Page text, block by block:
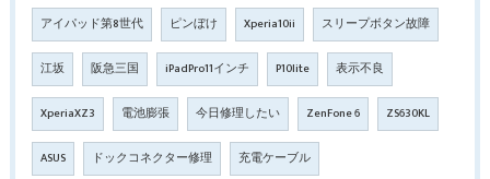
アイパッド第8世代 ピンぼけ Xperia10ii スリープボタン故障
江坂 阪急三国 iPadPro11インチ P10lite 表示不良
XperiaXZ3 電池膨張 今日修理したい ZenFone 6 ZS630KL
ASUS ドックコネクター修理 充電ケーブル